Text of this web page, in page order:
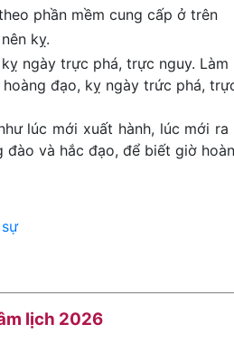
phần mềm cung cấp ở trên
kỵ.
ngày trực phá, trực nguy.
đạo, kỵ ngày trức phá,
lúc mới xuất hành, lúc mới
và hắc đạo, để biết giờ
lịch 2026